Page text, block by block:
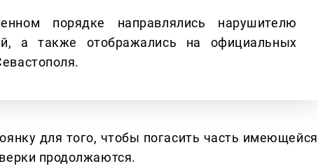
порядке направлялись нарушителю
а также отображались на официальных
для того, чтобы погасить часть имеющейся
продолжаются.